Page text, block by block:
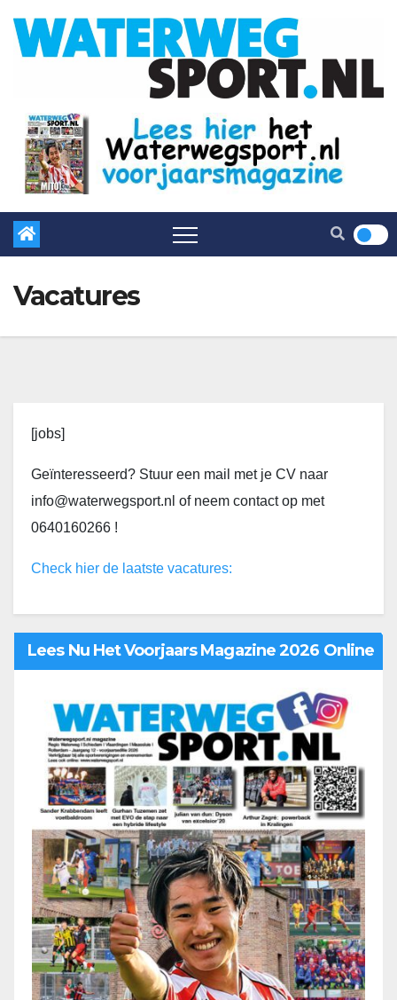
Vacatures
[jobs]
Geïnteresseerd? Stuur een mail met je CV naar
info@waterwegsport.nl of neem contact op met
0640160266 !
Check hier de laatste vacatures:
Lees Nu Het Voorjaars Magazine 2026 Online